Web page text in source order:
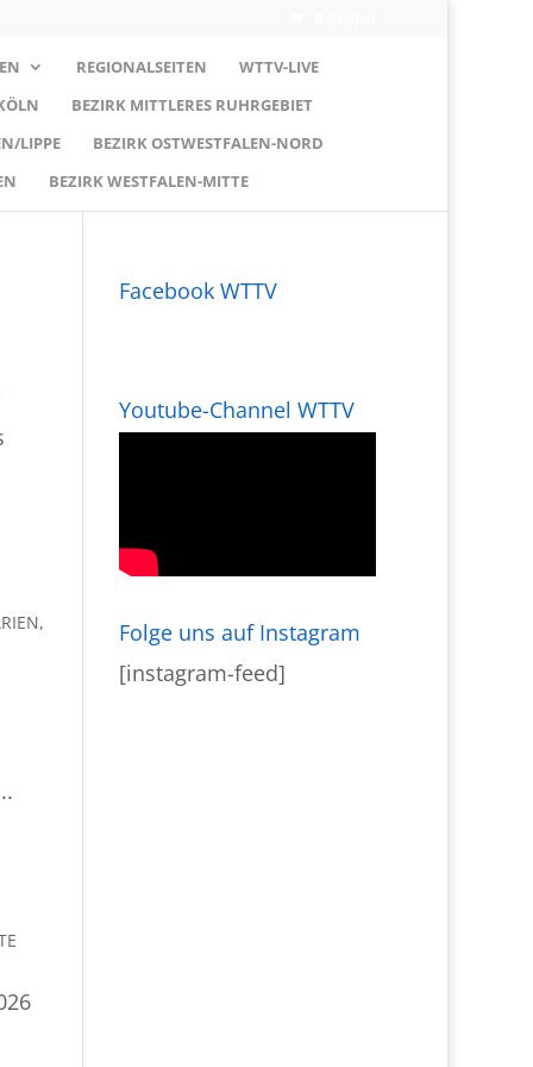
REGIONALSEITEN
WTTV-LIVE
BEZIRK MITTLERES RUHRGEBIET
LIPPE
BEZIRK OSTWESTFALEN-NORD
BEZIRK WESTFALEN-MITTE
,
Facebook WTTV
Youtube-Channel WTTV
Folge uns auf Instagram
[instagram-feed]